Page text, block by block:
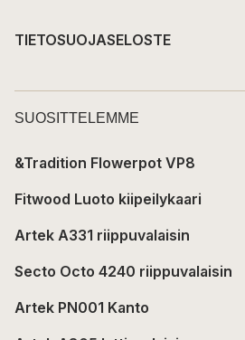
TIETOSUOJASELOSTE
SUOSITTELEMME
&Tradition Flowerpot VP8
Fitwood Luoto kiipeilykaari
Artek A331 riippuvalaisin
Secto Octo 4240 riippuvalaisin
Artek PN001 Kanto